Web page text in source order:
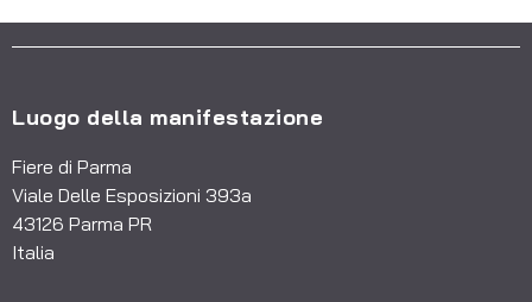
prodotti sono "made in Germany" e
rispondono ai requisiti delle normative
utilizzano prodotti REMBE vi sono società
legno, l'industria alimentare, farmaceutica,
Oil & Gas, chimica e petrolchimica.
L'approccio adottato da REMBE è "a tutto
Luogo della manifestazione
Fiere di Parma
Viale Delle Esposizioni 393a
43126 Parma PR
Italia